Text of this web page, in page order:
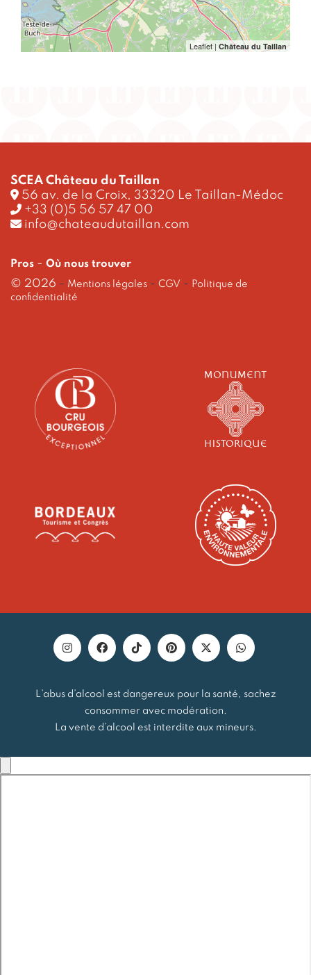
Leaflet | Château du Taillan
SCEA Château du Taillan
56 av. de la Croix, 33320 Le Taillan-Médoc
+33 (0)5 56 57 47 00
info@chateaudutaillan.com
Pros - Où nous trouver
© 2026 - Mentions légales - CGV - Politique de
confidentialité
L’abus d’alcool est dangereux pour la santé, sachez
consommer avec modération.
La vente d’alcool est interdite aux mineurs.